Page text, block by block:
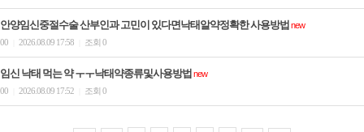
안양임신중절수술 산부인과 고민이 있다면낙­태알약정확한 사용방법 new
00
2026.08.09 17:58 조회 0
임신 낙태 먹는 약 ㅜㅜ낙태약종류및사용방법 new
00
2026.08.09 17:52 조회 0